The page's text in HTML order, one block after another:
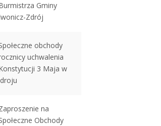
Gminy
Zdrój
obchody
uchwalenia
3 Maja w
na
Obchody